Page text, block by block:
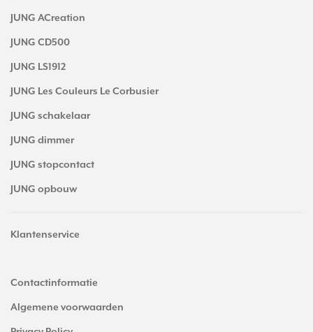
JUNG ACreation
JUNG CD500
JUNG LS1912
JUNG Les Couleurs Le Corbusier
JUNG schakelaar
JUNG dimmer
JUNG stopcontact
JUNG opbouw
Klantenservice
Contactinformatie
Algemene voorwaarden